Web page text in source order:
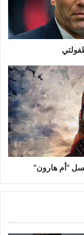
"أم هارون"